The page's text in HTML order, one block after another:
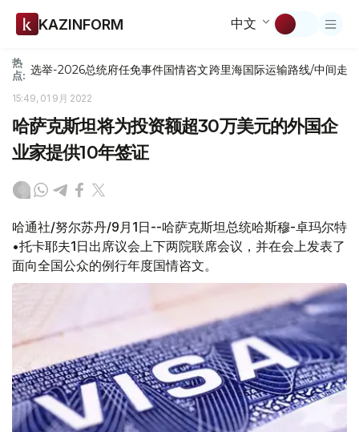
KAZINFORM 中文
热
点: 选举-2026总统府任免事件国情咨文跨里海国际运输路线/中间走廊
15:49, 01 9月 2022
哈萨克斯坦将为投资额超30万美元的外国企
业家提供10年签证
哈通社/努尔苏丹/9月1日--哈萨克斯坦总统哈斯穆-卓玛尔特
•托卡耶夫1日出席议会上下两院联席会议，并在会上发表了
面向全国公众的例行年度国情咨文。